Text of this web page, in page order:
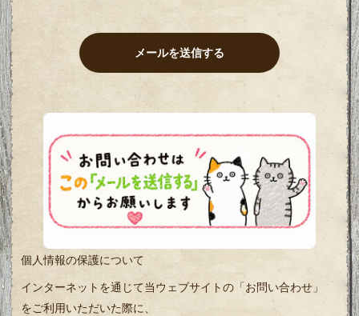
個人情報の保護について
インターネットを通じて当ウェブサイトの「お問い合わせ」
をご利用いただいた際に、